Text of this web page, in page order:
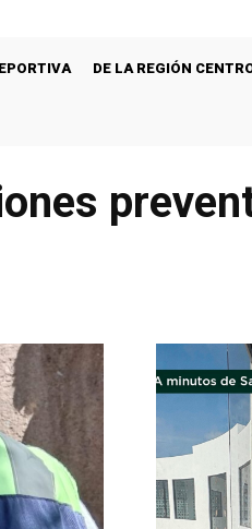
DE LA REGIÓN